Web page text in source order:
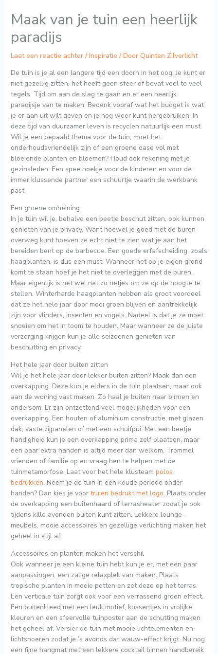
Maak van je tuin een heerlijk
paradijs
Laat een reactie achter / Inspiratie / Door Quinten Zilverlicht
De tuin is je al een langere tijd een doorn in het oog. Je kunt er
niet gezellig zitten, het heeft geen sfeer of bevat veel te veel
tegels. Tijd om aan de slag te gaan en er een heerlijk
paradijsje van te maken. Bedenk vooraf wat het budget is wat
je er aan uit wilt geven en je nog weer kunt hergebruiken. In
deze tijd van duurzamer leven is recyclen natuurlijk een must.
Wil je een bepaald thema voor de tuin, moet het
onderhoudsvriendelijk zijn of een groene oase vol met
bloeiende planten en bloemen? Houd ook rekening met je
gezinsleden. Een speelhoekje voor de kinderen en voor de
immer klussende partner een schuurtje waarin de werkbank
past.
Een groene omheining
In je tuin wil je, behalve een beetje beschut zitten, ook kunnen
genieten van je privacy. Want hoewel je goed met de buren
overweg kunt hoeven ze echt niet te zien wat je aan het
bereiden bent op de barbecue. Een goede erfafscheiding, zoals
haagplanten, is dus een must. Wanneer het op je eigen grond
komt te staan hoef je het niet te overleggen met de buren.
Maar eigenlijk is het wel net zo netjes om ze op de hoogte te
stellen. Winterharde haagplanten hebben als groot voordeel
dat ze het hele jaar door mooi groen blijven en aantrekkelijk
zijn voor vlinders, insecten en vogels. Nadeel is dat je ze moet
snoeien om het in toom te houden. Maar wanneer ze de juiste
verzorging krijgen kun je alle seizoenen genieten van
beschutting en privacy.
Het hele jaar door buiten zitten
Wil je het hele jaar door lekker buiten zitten? Maak dan een
overkapping. Deze kun je elders in de tuin plaatsen, maar ook
aan de woning vast maken. Zo haal je buiten naar binnen en
andersom. Er zijn ontzettend veel mogelijkheden voor een
overkapping. Een houten of aluminium constructie, met glazen
dak, vaste zijpanelen of met een schuifpui. Met een beetje
handigheid kun je een overkapping prima zelf plaatsen, maar
een paar extra handen is altijd meer dan welkom. Trommel
vrienden of familie op en vraag hen te helpen met de
tuinmetamorfose. Laat voor het hele klusteam polos
bedrukken. Neem je de tuin in een koude periode onder
handen? Dan kies je voor truien bedrukt met logo. Plaats onder
de overkapping een buitenhaard of terrasheater zodat je ook
tijdens kille avonden buiten kunt zitten. Lekkere lounge-
meubels, mooie accessoires en gezellige verlichting maken het
geheel in stijl af.
Accessoires en planten maken het verschil
Ook wanneer je een kleine tuin hebt kun je er, met een paar
aanpassingen, een zalige relaxplek van maken. Plaats
tropische planten in mooie potten en zet deze op het terras.
Een verticale tuin zorgt ook voor een verrassend groen effect.
Een buitenkleed met een leuk motief, kussentjes in vrolijke
kleuren en een sfeervolle tuinposter aan de schutting maken
het geheel af. Versier de tuin met mooie lichtelementen en
lichtsnoeren zodat je ’s avonds dat wauw-effect krijgt. Nu nog
een fijne hangmat met een lekkere cocktail binnen handbereik